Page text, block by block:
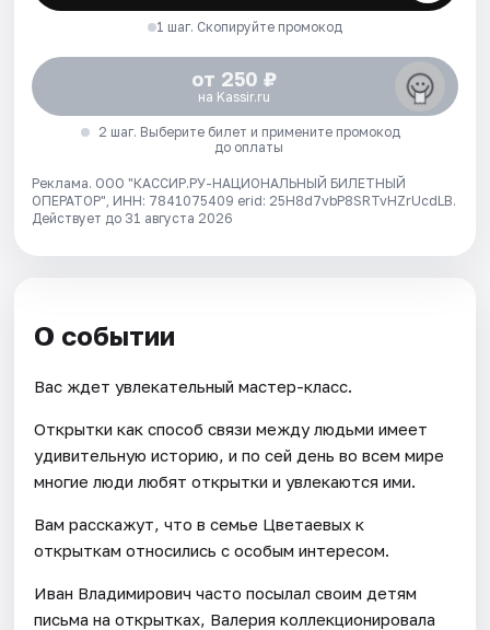
1 шаг. Скопируйте промокод
от 250 ₽
на Kassir.ru
2 шаг. Выберите билет и примените промокод
до оплаты
Реклама. ООО "КАССИР.РУ-НАЦИОНАЛЬНЫЙ БИЛЕТНЫЙ
ОПЕРАТОР", ИНН: 7841075409 erid: 25H8d7vbP8SRTvHZrUcdLB.
Действует до 31 августа 2026
О событии
Вас ждет увлекательный мастер-класс.
Открытки как способ связи между людьми имеет
удивительную историю, и по сей день во всем мире
многие люди любят открытки и увлекаются ими.
Вам расскажут, что в семье Цветаевых к
открыткам относились с особым интересом.
Иван Владимирович часто посылал своим детям
письма на открытках, Валерия коллекционировала